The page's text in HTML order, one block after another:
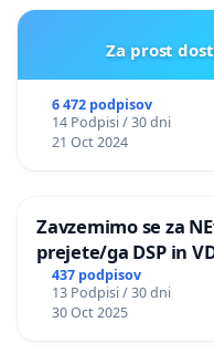
Za prost
6 472 podpisov
14 Podpisi / 30 dni
21 Oct 2024
Zavzemimo se za
prejete/ga DSP in
437 podpisov
13 Podpisi / 30 dni
30 Oct 2025